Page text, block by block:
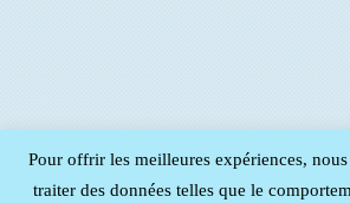
Pour offrir les meilleures expériences,
traiter des données telles que le